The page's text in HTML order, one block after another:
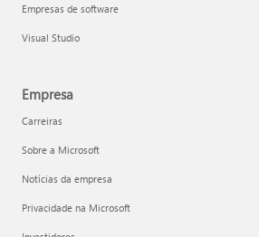
Empresas de software
Visual Studio
Empresa
Carreiras
Sobre a Microsoft
Notícias da empresa
Privacidade na Microsoft